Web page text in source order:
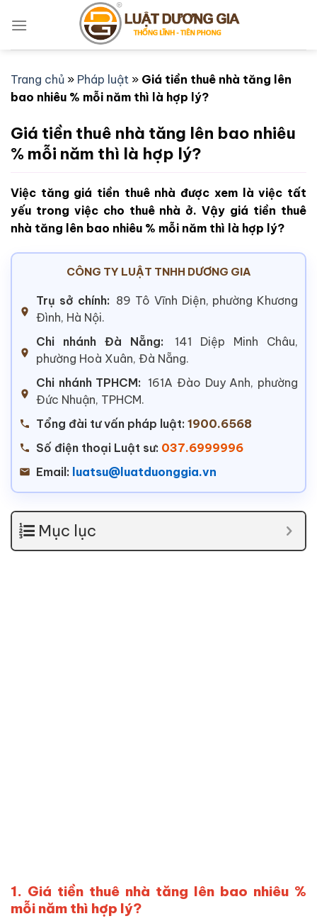
qua
Trang chủ » Pháp luật » Giá tiền thuê nhà tăng lên
bao nhiêu % mỗi năm thì là hợp lý?
Giá tiền thuê nhà tăng lên bao nhiêu
% mỗi năm thì là hợp lý?
Việc tăng giá tiền thuê nhà được xem là việc tất
yếu trong việc cho thuê nhà ở. Vậy giá tiền thuê
nhà tăng lên bao nhiêu % mỗi năm thì là hợp lý?
CÔNG TY LUẬT TNHH DƯƠNG GIA
Trụ sở chính: 89 Tô Vĩnh Diện, phường Khương
Đình, Hà Nội.
Chi nhánh Đà Nẵng:
141 Diệp Minh Châu,
phường Hoà Xuân, Đà Nẵng.
Chi nhánh TPHCM: 161A Đào Duy Anh, phường
Đức Nhuận, TPHCM.
Tổng đài tư vấn pháp luật: 1900.6568
Số điện thoại Luật sư: 037.6999996
Email: luatsu@luatduonggia.vn
Mục lục
1. Giá tiền thuê nhà tăng lên bao nhiêu %
mỗi năm thì hợp lý?